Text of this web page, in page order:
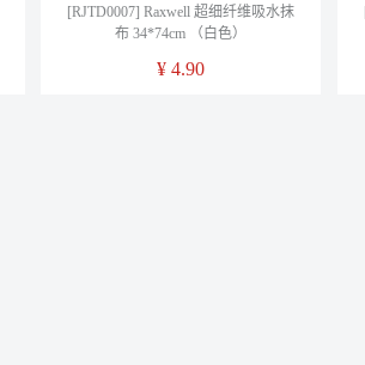
[RJTD0007] Raxwell 超细纤维吸水抹
布 34*74cm （白色）
¥ 4.90